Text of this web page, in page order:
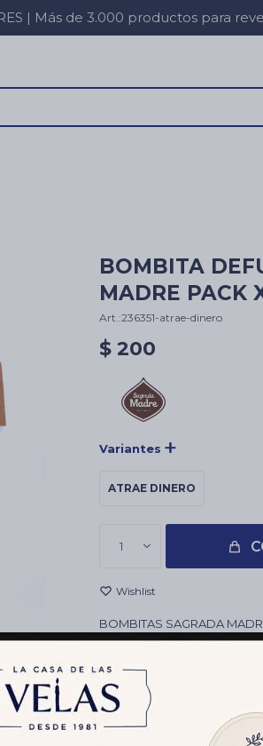
| Más de 3.000 productos para
BOMBITA
MADRE PACK
236351-atrae-dinero
$ 200
Variantes
ATRAE DINERO
1
BOMBITAS SAGRADA
ESOTERICOS, HOLISTICOS,
CONTENIDO: 25 UNIDADES
USO: PARA DEFUMAR
DURACION: 6 MINUTOS